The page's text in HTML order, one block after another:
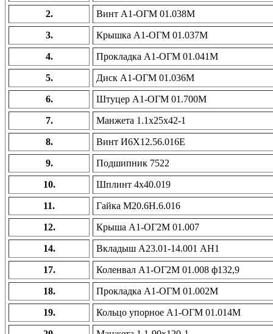
2. Винт А1-ОГМ 01.038М
3. Крышка А1-ОГМ 01.037М
4. Прокладка А1-ОГМ 01.041М
5. Диск А1-ОГМ 01.036М
6. Штуцер А1-ОГМ 01.700М
7. Манжета 1.1х25х42-1
8. Винт И6Х12.56.016Е
9. Подшипник 7522
10. Шплинт 4х40.019
11. Гайка М20.6Н.6.016
12. Крыша А1-ОГ2М 01.007
14. Вкладыш А23.01-14.001 АН1
17. Коленвал А1-ОГ2М 01.008 ф132,9
18. Прокладка А1-ОГМ 01.002М
19. Кольцо упорное А1-ОГМ 01.014М